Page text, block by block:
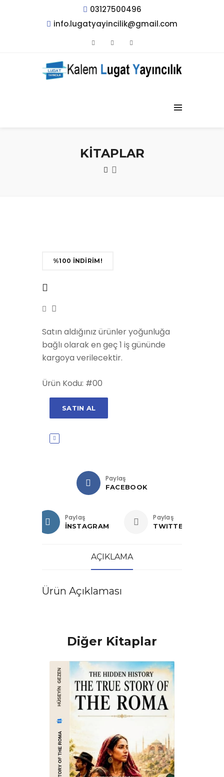
03127500496
info.lugatyayincilik@gmail.com
KİTAPLAR
%100 İNDİRİM!
Satın aldığınız ürünler yoğunluğa
bağlı olarak en geç 1 iş gününde
kargoya verilecektir.
Ürün Kodu: #00
SATIN AL
Paylaş
FACEBOOK
Paylaş
İNSTAGRAM
Paylaş
TWITTER
AÇIKLAMA
Ürün Açıklaması
Diğer Kitaplar